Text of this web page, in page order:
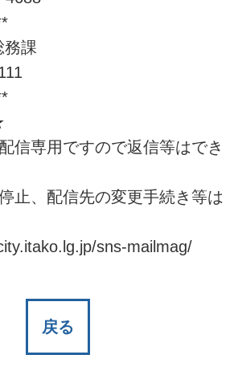
課
信専用ですので返信等はでき
止、配信先の変更手続き等は
sns-mailmag/
戻る